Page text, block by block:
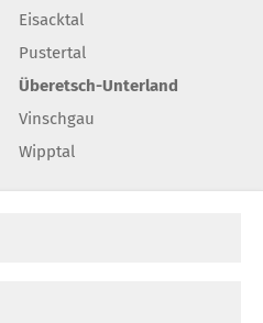
Eisacktal
Pustertal
Überetsch-Unterland
Vinschgau
Wipptal